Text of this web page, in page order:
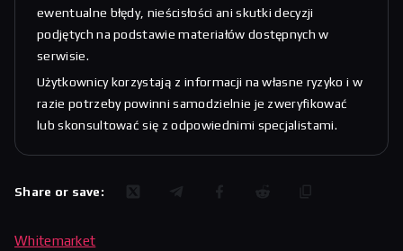
ewentualne błędy, nieścisłości ani skutki decyzji
podjętych na podstawie materiałów dostępnych w
serwisie.
Użytkownicy korzystają z informacji na własne ryzyko i w
razie potrzeby powinni samodzielnie je zweryfikować
lub skonsultować się z odpowiednimi specjalistami.
Share or save:
Whitemarket